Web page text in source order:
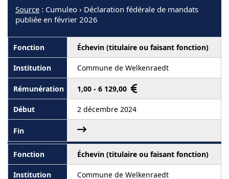
Source : Cumuleo › Déclaration fédérale de mandats
publiée en février 2026
Échevin (titulaire ou faisant fonction)
Commune de Welkenraedt
1,00 - 6 129,00
2 décembre 2024
Échevin (titulaire ou faisant fonction)
Commune de Welkenraedt